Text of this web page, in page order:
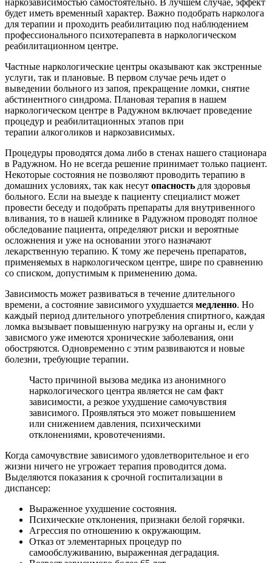
будет иметь временный характер. Важно подобрать нарколога
для терапии и проходить реабилитацию под наблюдением
профессионального психотерапевта в наркологическом
реабилитационном центре.
Частные наркологические центры оказывают как экстренные
услуги, так и плановые. В первом случае речь идет о
выведении больного из запоя, прекращение ломки, снятие
абстинентного синдрома. Плановая терапия в нашем
наркологическом центре в Радужном включает проведение
процедур и реабилитационных этапов при
терапии алкоголиков и наркозависимых.
Процедуры проводятся дома либо в стенах нашего стационара
в Радужном. Но не всегда решение принимает только пациент.
Некоторые состояния не позволяют проводить терапию в
домашних условиях, так как несут опасность для здоровья
больного. Если на выезде к пациенту специалист может
провести беседу и подобрать препараты для внутривенного
вливания, то в нашей клинике в Радужном проводят полное
обследование пациента, определяют риски и вероятные
осложнения и уже на основании этого назначают
лекарственную терапию. К тому же перечень препаратов,
применяемых в наркологическом центре, шире по сравнению
со списком, допустимым к применению дома.
Зависимость может развиваться в течение длительного
времени, а состояние зависимого ухудшается медленно. Но
каждый период длительного употребления спиртного, каждая
ломка вызывает повышенную нагрузку на органы и, если у
зависмого уже имеются хронические заболевания, они
обостряются. Одновременно с этим развиваются и новые
болезни, требующие терапии.
Часто причиной вызова медика из анонимного
наркологического центра является не сам факт
зависимости, а резкое ухудшение самочувствия
зависимого. Проявляться это может повышением
или снижением давления, психическими
отклонениями, кровотечениями.
Когда самочувствие зависимого удовлетворительное и его
жизни ничего не угрожает терапия проводится дома.
Выделяются показания к срочной госпитализации в
диспансер:
Выраженное ухудшение состояния.
Психические отклонения, признаки белой горячки.
Агрессия по отношению к окружающим.
Отказ от элементарных процедур по
самообслуживанию, выраженная деградация.